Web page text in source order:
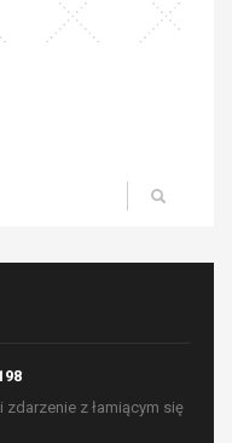
zdarzenie z łamiącym się